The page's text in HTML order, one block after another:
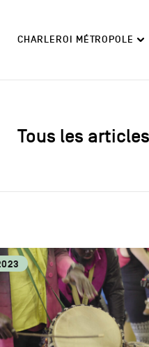
Navigation
CHARLEROI MÉTROPOLE
Tous les